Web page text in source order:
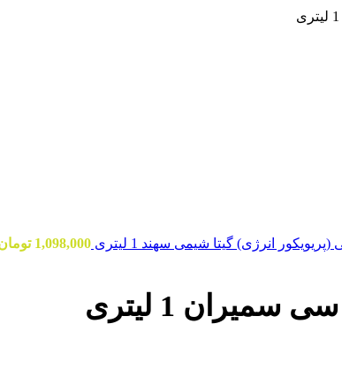
1,098,000